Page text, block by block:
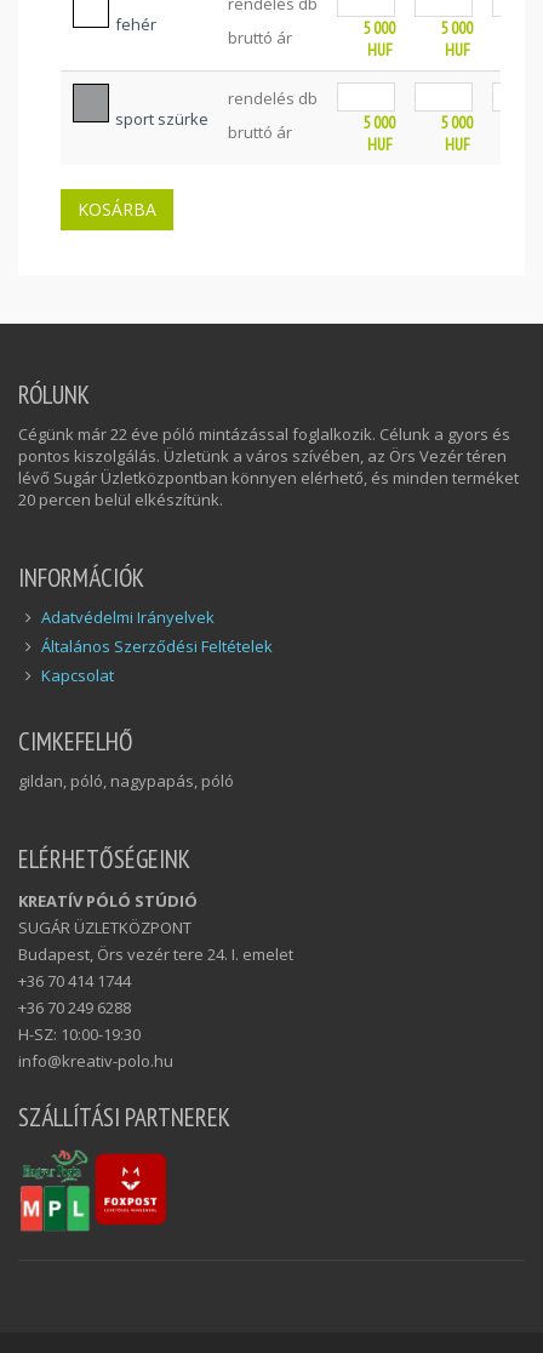
fehér
bruttó ár
5 000
HUF
5 000
HUF
sport szürke
rendelés db
bruttó ár
5 000
HUF
5 000
HUF
RÓLUNK
Cégünk már 22 éve póló mintázással foglalkozik. Célunk a gyors és
pontos kiszolgálás. Üzletünk a város szívében, az Örs Vezér téren
lévő Sugár Üzletközpontban könnyen elérhető, és minden terméket
20 percen belül elkészítünk.
INFORMÁCIÓK
Adatvédelmi Irányelvek
Általános Szerződési Feltételek
Kapcsolat
CIMKEFELHŐ
gildan, póló, nagypapás, póló
ELÉRHETŐSÉGEINK
KREATÍV PÓLÓ STÚDIÓ
SUGÁR ÜZLETKÖZPONT
Budapest, Örs vezér tere 24. I. emelet
+36 70 414 1744
+36 70 249 6288
H-SZ: 10:00-19:30
info@kreativ-polo.hu
SZÁLLÍTÁSI PARTNEREK